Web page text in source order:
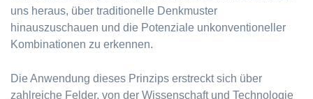
uns heraus, über traditionelle Denkmuster
hinauszuschauen und die Potenziale unkonventioneller
Kombinationen zu erkennen.
Die Anwendung dieses Prinzips erstreckt sich über
zahlreiche Felder, von der Wissenschaft und Technologie